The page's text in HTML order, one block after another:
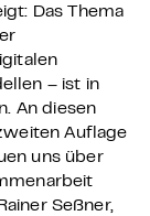
Das Thema
– ist in
An diesen
Auflage
uns über
Seßner,